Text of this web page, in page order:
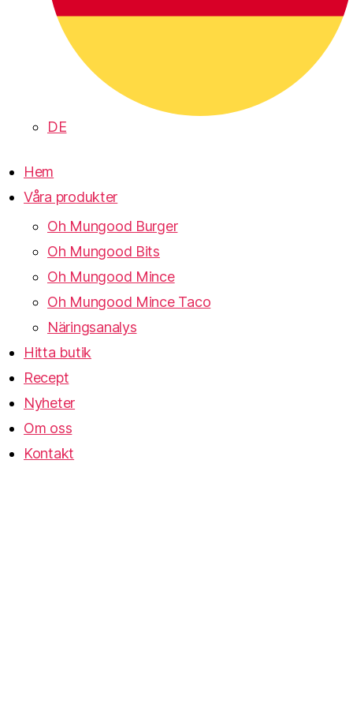
DE
Hem
Våra produkter
Oh Mungood Burger
Oh Mungood Bits
Oh Mungood Mince
Oh Mungood Mince Taco
Näringsanalys
Hitta butik
Recept
Nyheter
Om oss
Kontakt